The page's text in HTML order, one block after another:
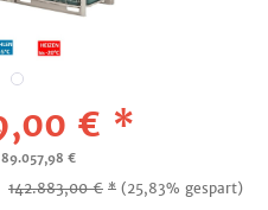
€ *
€
142.883,00€ * (25,83% gespart)